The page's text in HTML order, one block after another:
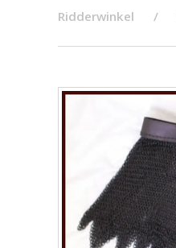
Ridderwinkel